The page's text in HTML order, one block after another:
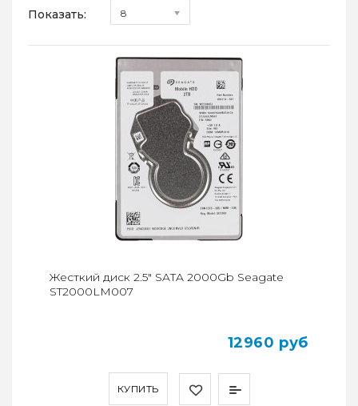
Показать: 8
КУПИТЬ
Жесткий диск 2.5" SATA 2000Gb Seagate
ST2000LM007
12960 руб